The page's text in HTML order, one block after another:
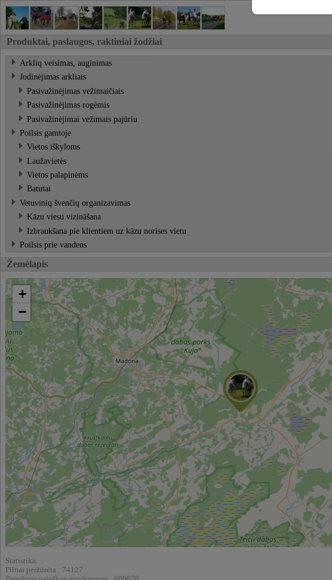
Produktai, paslaugos, raktiniai žodžiai
Arklių veisimas, auginimas
Jodinėjimas arkliais
Pasivažinėjimas vežimaičiais
Pasivažinėjimas rogėmis
Pasivažinėjimai vežimais pajūriu
Poilsis gamtoje
Vietos iškyloms
Laužavietės
Vietos palapinėms
Batutai
Vetuvinių švenčių organizavimas
Kāzu viesu vizināšana
Izbraukšana pie klientiem uz kāzu norises vietu
Poilsis prie vandens
Žemėlapis
+
−
Statistika:
Pilnai peržūrėta : 74127